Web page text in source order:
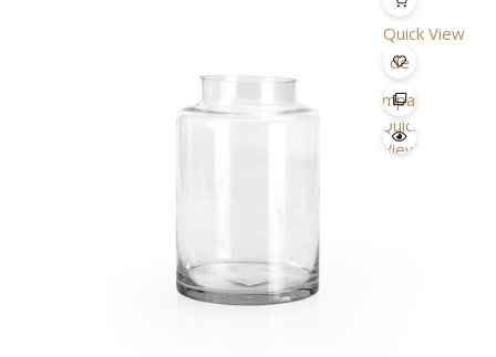
Quick View
Lista
de
Desejo
Comparar
Quick
View